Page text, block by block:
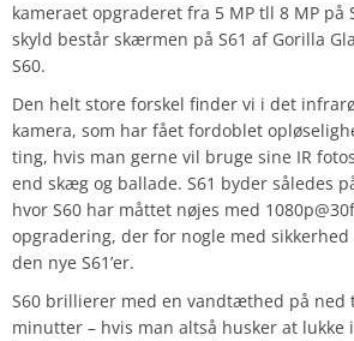
kameraet opgraderet fra 5 MP tll 8 MP på
skyld består skærmen på S61 af Gorilla
S60.
Den helt store forskel finder vi i det
kamera, som har fået fordoblet
ting, hvis man gerne vil bruge sine IR
end skæg og ballade. S61 byder således
hvor S60 har måttet nøjes med
opgradering, der for nogle med
den nye S61’er.
S60 brillierer med en vandtæthed på ned
minutter – hvis man altså husker at lukke